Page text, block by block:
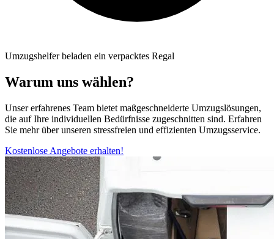
Umzugshelfer beladen ein verpacktes Regal
Warum uns wählen?
Unser erfahrenes Team bietet maßgeschneiderte Umzugslösungen,
die auf Ihre individuellen Bedürfnisse zugeschnitten sind. Erfahren
Sie mehr über unseren stressfreien und effizienten Umzugsservice.
Kostenlose Angebote erhalten!